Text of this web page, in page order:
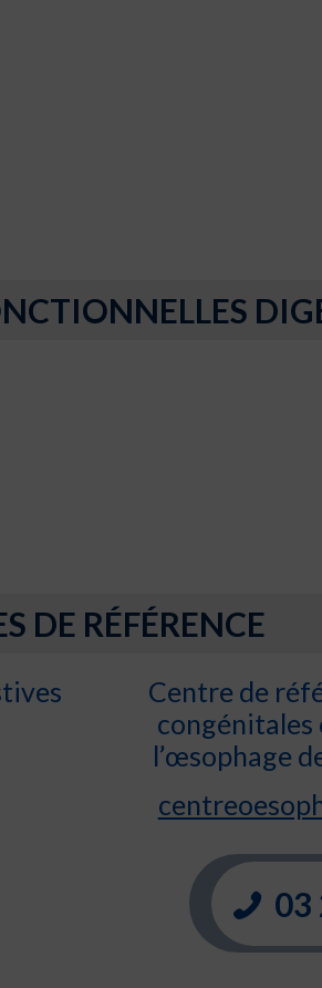
DE RÉFÉRENCE
Centre de
l’œsophage
03